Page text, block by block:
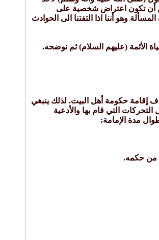
أن تكون اعتراض شخصية على
وهو أننا اذا التفتنا الى الحوادث
الأئمة (عليهم السلام) ثم نوضحه.
للإمامة في عاشوراء 61 هـ واستشهاده مسموماً في سنة 95 هـ يتابع إنجاز هدف إقامة حكومة أهل البيت. لذلك ينبغي
التي قام بها والأدعية
مدة الإمامة: